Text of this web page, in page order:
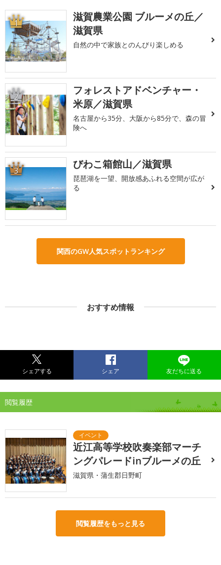
1
滋賀農業公園 ブルーメの丘／
滋賀県
自然の中で家族とのんびり楽しめる
2
フォレストアドベンチャー・
米原／滋賀県
名古屋から35分、大阪から85分で、森の冒
険へ
3 びわこ箱館山／滋賀県
琵琶湖を一望、開放感あふれる空間が広が
る
関西のGW人気スポットランキング
おすすめ情報
シェアする シェア 友だちに送る
閲覧履歴
近江高等学校吹奏楽部マーチ
ングパレードinブルーメの丘
滋賀県・蒲生郡日野町
閲覧履歴をもっと見る